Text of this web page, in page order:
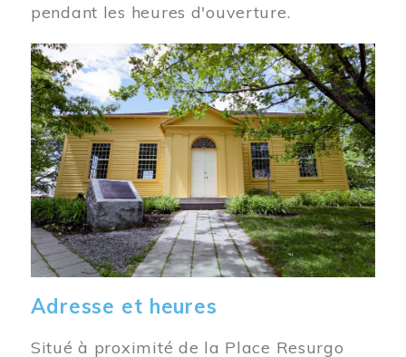
pendant les heures d'ouverture.
Image
Adresse et heures
Situé à proximité de la Place Resurgo